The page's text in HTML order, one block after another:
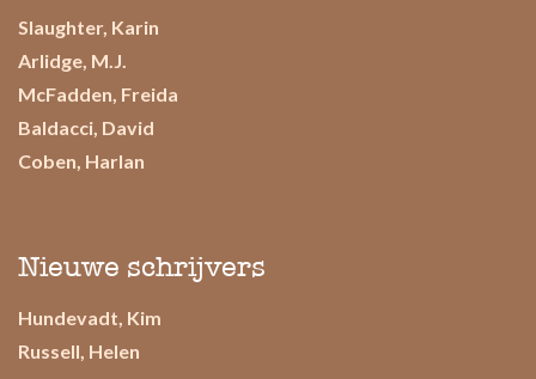
Slaughter, Karin
Arlidge, M.J.
McFadden, Freida
Baldacci, David
Coben, Harlan
Nieuwe schrijvers
Hundevadt, Kim
Russell, Helen